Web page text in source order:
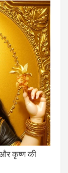
और कृष्ण की